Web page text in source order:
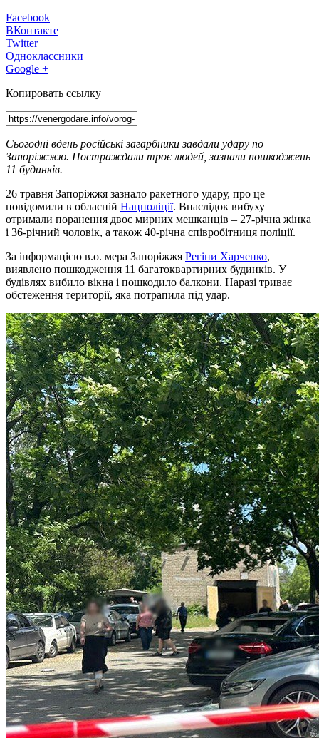
Facebook
ВКонтакте
Twitter
Одноклассники
Google +
Копировать ссылку
Сьогодні вдень російські загарбники завдали удару по
Запоріжжю. Постраждали троє людей, зазнали пошкоджень
11 будинків.
26 травня Запоріжжя зазнало ракетного удару, про це
повідомили в обласній Нацполіції. Внаслідок вибуху
отримали поранення двоє мирних мешканців – 27-річна жінка
і 36-річний чоловік, а також 40-річна співробітниця поліції.
За інформацією в.о. мера Запоріжжя Регіни Харченко,
виявлено пошкодження 11 багатоквартирних будинків. У
будівлях вибило вікна і пошкодило балкони. Наразі триває
обстеження території, яка потрапила під удар.